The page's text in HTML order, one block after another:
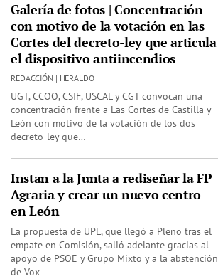
Galería de fotos | Concentración
con motivo de la votación en las
Cortes del decreto-ley que articula
el dispositivo antiincendios
REDACCIÓN | HERALDO
UGT, CCOO, CSIF, USCAL y CGT convocan una
concentración frente a Las Cortes de Castilla y
León con motivo de la votación de los dos
decreto-ley que…
Instan a la Junta a rediseñar la FP
Agraria y crear un nuevo centro
en León
La propuesta de UPL, que llegó a Pleno tras el
empate en Comisión, salió adelante gracias al
apoyo de PSOE y Grupo Mixto y a la abstención
de Vox